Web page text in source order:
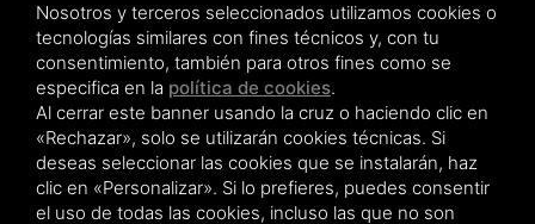
Novowood by Iperwood srl - Società Benefit a socio unico p.iva.
01550900383
Privacy policy| Sitemap
Nosotros y terceros seleccionados utilizamos cookies o
tecnologías similares con fines técnicos y, con tu
consentimiento, también para otros fines como se
especifica en la política de cookies.
Al cerrar este banner usando la cruz o haciendo clic en
«Rechazar», solo se utilizarán cookies técnicas. Si
deseas seleccionar las cookies que se instalarán, haz
clic en «Personalizar». Si lo prefieres, puedes consentir
el uso de todas las cookies, incluso las que no son